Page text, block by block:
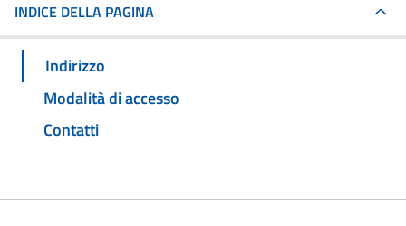
INDICE DELLA PAGINA
Indirizzo
Modalità di accesso
Contatti